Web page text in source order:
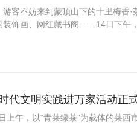
客不妨来到蒙顶山下的十里梅香
饰画、网红藏书阁……14日下午
代文明实践进万家活动正
上午，以“青莱绿茶”为载体的莱